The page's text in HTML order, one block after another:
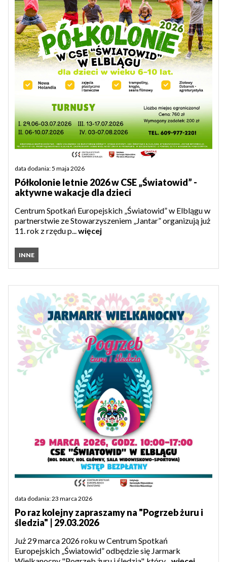
data dodania: 5 maja 2026
Półkolonie letnie 2026 w CSE „Światowid” -
aktywne wakacje dla dzieci
Centrum Spotkań Europejskich „Światowid” w Elblągu w
partnerstwie ze Stowarzyszeniem „Jantar” organizują już
11. rok z rzędu p...więcej
INNE
data dodania: 23 marca 2026
Po raz kolejny zapraszamy na "Pogrzeb żuru i
śledzia" | 29.03.2026
Już 29 marca 2026 roku w Centrum Spotkań
Europejskich „Światowid” odbędzie się Jarmark